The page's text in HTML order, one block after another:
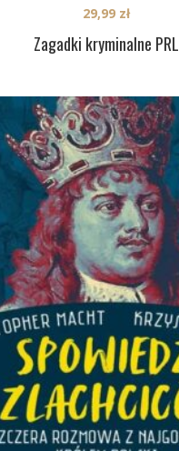
Zagadki kryminalne PRL
29,99 zł